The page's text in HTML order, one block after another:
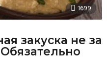
1699
закуска не за